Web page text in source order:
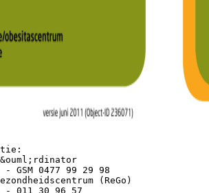
GSM 0477 99 29 98
(ReGo)
- 011 30 96 57